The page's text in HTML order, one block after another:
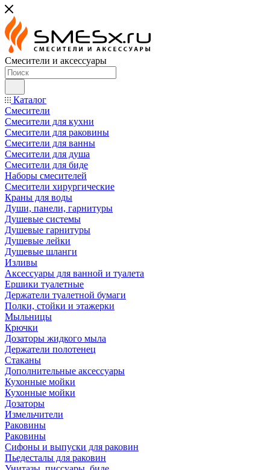
Смесители и аксессуары
Каталог
Смесители
Смесители для кухни
Смесители для раковины
Смесители для ванны
Смесители для душа
Смесители для биде
Наборы смесителей
Смесители хирургические
Краны для воды
Души, панели, гарнитуры
Душевые системы
Душевые гарнитуры
Душевые лейки
Душевые шланги
Изливы
Аксессуары для ванной и туалета
Ершики туалетные
Держатели туалетной бумаги
Полки, стойки и этажерки
Мыльницы
Крючки
Дозаторы жидкого мыла
Держатели полотенец
Стаканы
Дополнительные аксессуары
Кухонные мойки
Кухонные мойки
Дозаторы
Измельчители
Раковины
Раковины
Сифоны и выпуски для раковин
Пьедесталы для раковин